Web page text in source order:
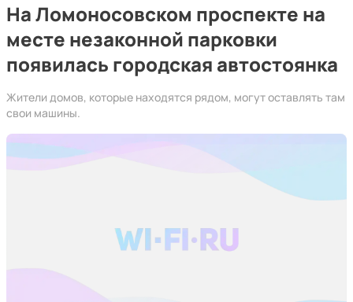
На Ломоносовском проспекте на
месте незаконной парковки
появилась городская автостоянка
Жители домов, которые находятся рядом, могут оставлять там
свои машины.